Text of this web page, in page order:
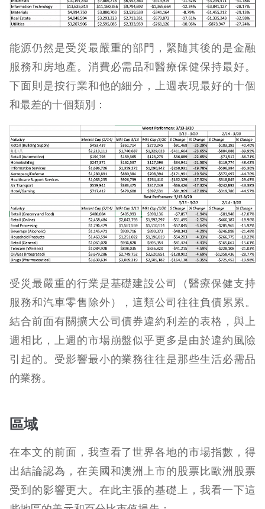
能源仍然是受災最嚴重的部門，緊隨其後的是金融
服務和房地產。消費必需品和醫療保健保持最好。
下面則是按行業和他的細分，上週表現最好的十個
和最差的十個類別：
受災最嚴重的行業是基礎建設公司（醫療保健支持
服務和汽車零售除外），這類公司往往負債累累。
結合前面有關擴大公司債券違約利差的表格，與上
週相比，上週的市場崩盤似乎更多是由於違約風險
引起的。受影響最小的業務往往是那些生活必需品
的業務。
區域
在本文的前面，我查看了世界各地的市場指數，得
出結論認為，在美國和澳洲上市的股票比歐洲股票
受到的影響更大。在此主張的基礎上，我看一下這